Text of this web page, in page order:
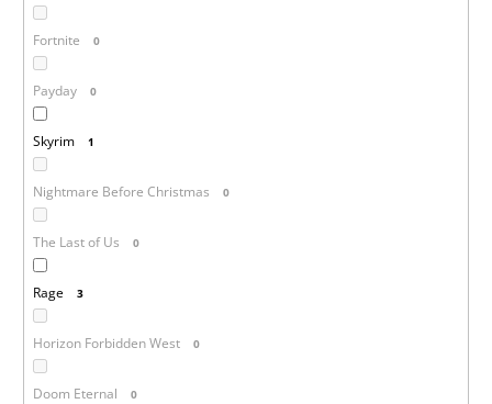
Fortnite 0
Payday 0
Skyrim 1
Nightmare Before Christmas 0
The Last of Us 0
Rage 3
Horizon Forbidden West 0
Doom Eternal 0